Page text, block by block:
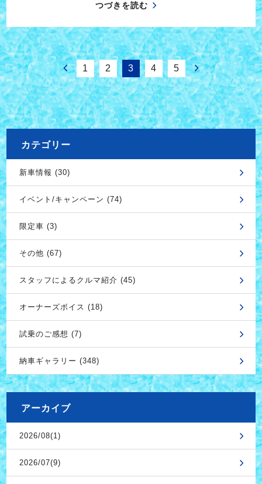
つづきを読む
1 2 3 4 5
カテゴリー
新車情報 (30)
イベント/キャンペーン (74)
限定車 (3)
その他 (67)
スタッフによるクルマ紹介 (45)
オーナーズボイス (18)
試乗のご感想 (7)
納車ギャラリー (348)
アーカイブ
2026/08(1)
2026/07(9)